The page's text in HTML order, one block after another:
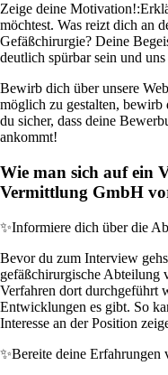
Zeige deine Motivation!:
möchtest. Was reizt dich an
Gefäßchirurgie? Deine
deutlich spürbar sein und uns
Bewirb dich über unsere
möglich zu gestalten, bewirb
du sicher, dass deine
ankommt!
Wie man sich auf ein
Vermittlung GmbH
✨Informiere dich über die
Bevor du zum Interview
gefäßchirurgische Abteilung
Verfahren dort durchgeführt
Entwicklungen es gibt. So
Interesse an der Position
✨Bereite deine Erfahrungen